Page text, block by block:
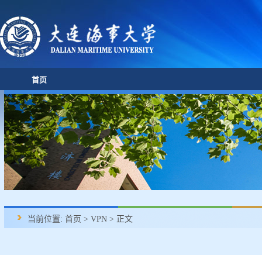
首页
当前位置: 首页 > VPN > 正文